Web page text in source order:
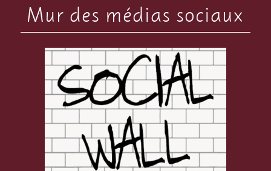
Mur des médias sociaux